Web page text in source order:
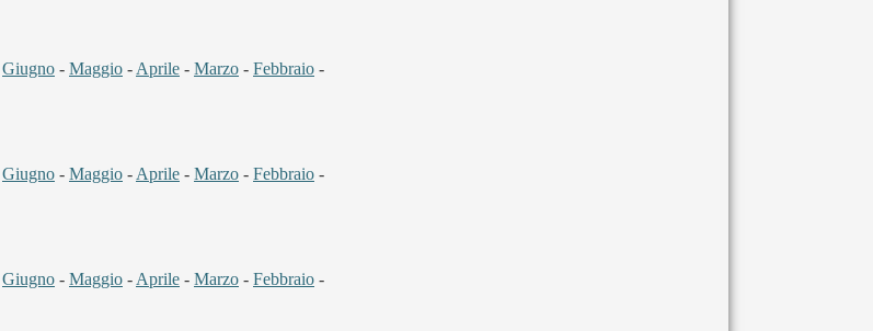
Giugno - Maggio - Aprile - Marzo - Febbraio -
Giugno - Maggio - Aprile - Marzo - Febbraio -
Giugno - Maggio - Aprile - Marzo - Febbraio -